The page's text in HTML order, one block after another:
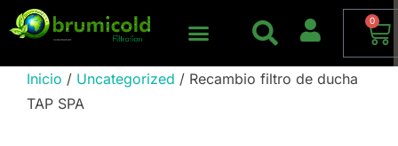
0
Inicio / Uncategorized / Recambio filtro de ducha
TAP SPA